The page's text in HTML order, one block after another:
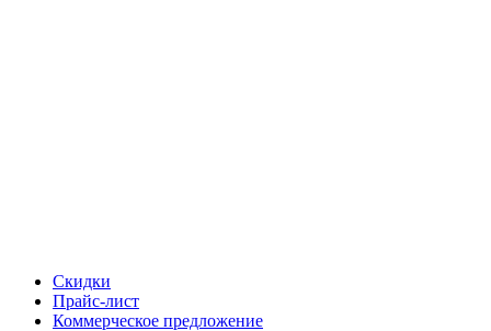
Скидки
Прайс-лист
Коммерческое предложение